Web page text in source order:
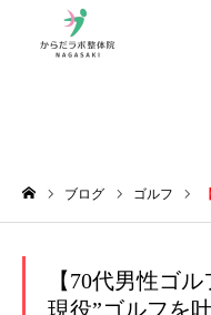
ブログ ゴルフ
【70代男性ゴ
現役”ゴルフを